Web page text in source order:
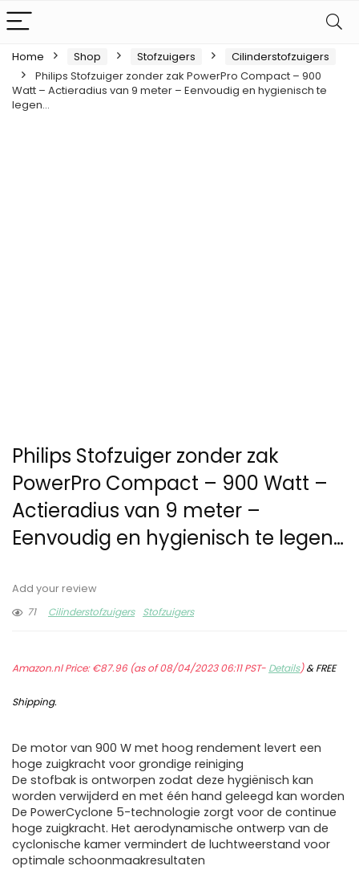
Home Shop Stofzuigers
Cilinderstofzuigers
Philips Stofzuiger zonder zak PowerPro Compact – 900
Watt – Actieradius van 9 meter – Eenvoudig en hygienisch te
legen…
Philips Stofzuiger zonder zak
PowerPro Compact – 900 Watt –
Actieradius van 9 meter –
Eenvoudig en hygienisch te legen…
Add your review
71
Cilinderstofzuigers Stofzuigers
Amazon.nl Price:€87.96(as of 08/04/2023 06:11 PST- Details)&FREE
Shipping.
De motor van 900 W met hoog rendement levert een
hoge zuigkracht voor grondige reiniging
De stofbak is ontworpen zodat deze hygiënisch kan
worden verwijderd en met één hand geleegd kan worden
De PowerCyclone 5-technologie zorgt voor de continue
hoge zuigkracht. Het aerodynamische ontwerp van de
cyclonische kamer vermindert de luchtweerstand voor
optimale schoonmaakresultaten